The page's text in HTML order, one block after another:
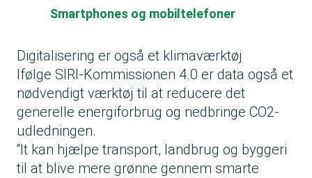
Smartphones og mobiltelefoner
Digitalisering er også et klimaværktøj
Ifølge SIRI-Kommissionen 4.0 er data også et
nødvendigt værktøj til at reducere det
generelle energiforbrug og nedbringe CO2-
udledningen.
“It kan hjælpe transport, landbrug og byggeri
til at blive mere grønne gennem smarte